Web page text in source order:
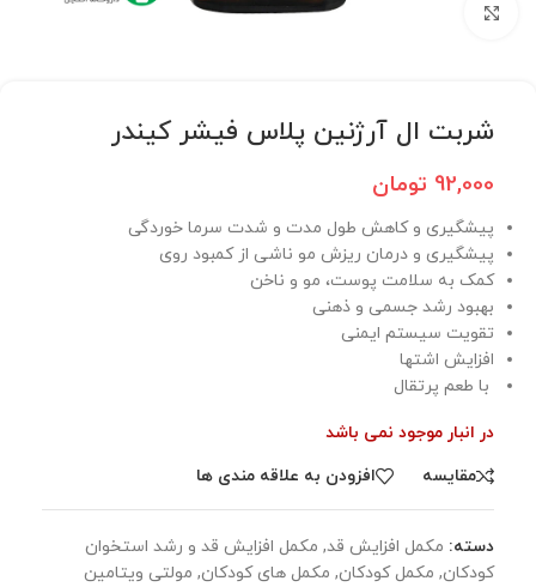
برای بزرگنمایی کلیک کنید
شربت ال آرژنین پلاس فیشر کیندر
92,000 تومان
پیشگیری و کاهش طول مدت و شدت سرما خوردگی
پیشگیری و درمان ریزش مو ناشی از کمبود روی
کمک به سلامت پوست، مو و ناخن
بهبود رشد جسمی و ذهنی
تقویت سیستم ایمنی
افزایش اشتها
با طعم پرتقال
در انبار موجود نمی باشد
مقایسه
افزودن به علاقه مندی ها
دسته: مکمل افزایش قد, مکمل افزایش قد و رشد استخوان
کودکان, مکمل کودکان, مکمل های کودکان, مولتی ویتامین